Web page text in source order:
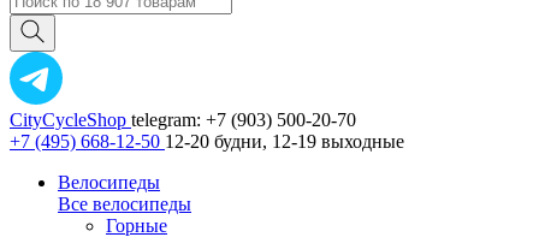
CityCycleShop telegram: +7 (903) 500-20-70
+7 (495) 668-12-50 12-20 будни, 12-19 выходные
Велосипеды
Все велосипеды
Горные